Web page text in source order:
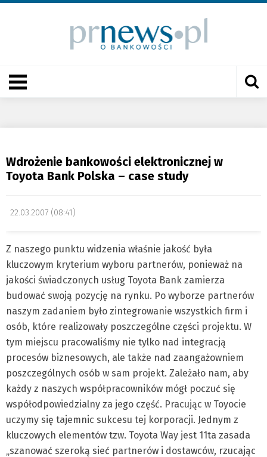
Wdrożenie bankowości elektronicznej w
Toyota Bank Polska – case study
22.03.2007 (08:41)
Z naszego punktu widzenia właśnie jakość była
kluczowym kryterium wyboru partnerów, ponieważ na
jakości świadczonych usług Toyota Bank zamierza
budować swoją pozycję na rynku. Po wyborze partnerów
naszym zadaniem było zintegrowanie wszystkich firm i
osób, które realizowały poszczególne części projektu. W
tym miejscu pracowaliśmy nie tylko nad integracją
procesów biznesowych, ale także nad zaangażowniem
poszczególnych osób w sam projekt. Zależało nam, aby
każdy z naszych współpracowników mógł poczuć się
współodpowiedzialny za jego część. Pracując w Toyocie
uczymy się tajemnic sukcesu tej korporacji. Jednym z
kluczowych elementów tzw. Toyota Way jest 11ta zasada
„szanować szeroką sieć partnerów i dostawców, rzucając